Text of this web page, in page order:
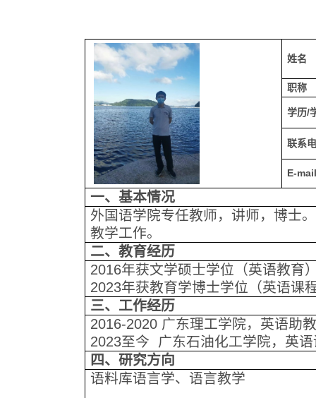
姓名
职称
学历/
联系
E-
一、基本情况
外国语学院专任教师，讲师，博士
教学工作。
二、教育经历
2016年获文学硕士学位（英语教育
2023年获教育学博士学位（英语课
三、工作经历
2016-2020 广东理工学院，英语助
2023至今
广东石油化工学院，英
四、研究方向
语料库语言学、语言教学